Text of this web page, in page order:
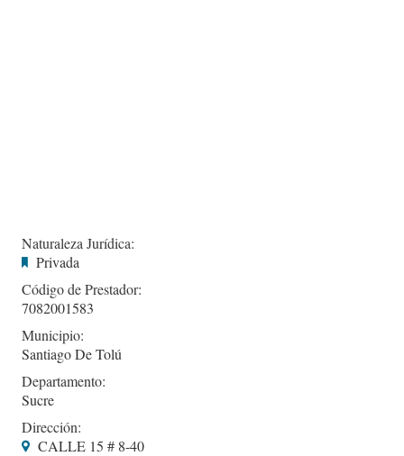
Naturaleza Jurídica:
Privada
Código de Prestador:
7082001583
Municipio:
Santiago De Tolú
Departamento:
Sucre
Dirección:
CALLE 15 # 8-40